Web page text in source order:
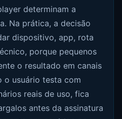
determinam a
Na prática, a decisão
dispositivo, app, rota
porque pequenos
o resultado em canais
o usuário testa com
reais de uso, fica
antes da assinatura